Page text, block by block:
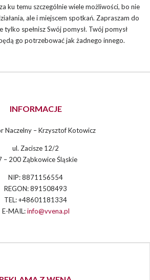
ku temu szczególnie wiele możliwości, bo nie
ale i miejscem spotkań. Zapraszam do
tylko spełnisz Swój pomysł. Twój pomysł
go potrzebować jak żadnego innego.
INFORMACJE
Naczelny – Krzysztof Kotowicz
ul. Zacisze 12/2
– 200 Ząbkowice Śląskie
NIP: 8871156554
REGON: 891508493
TEL: +48601181334
E-MAIL:info@vvena.pl